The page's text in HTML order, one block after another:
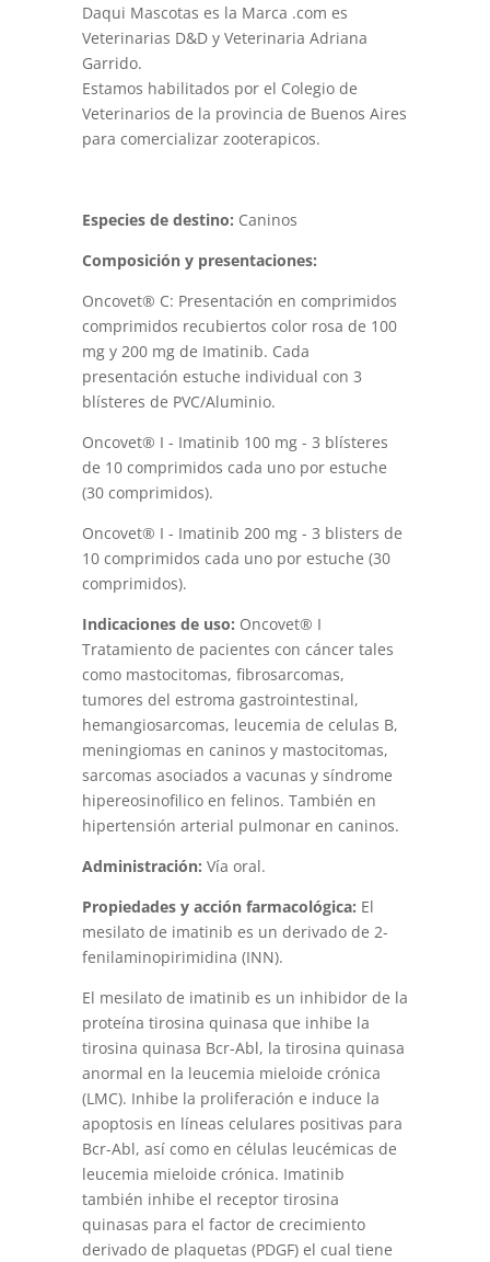
Daqui Mascotas es la Marca .com es
Veterinarias D&D y Veterinaria Adriana
Garrido.
Estamos habilitados por el Colegio de
Veterinarios de la provincia de Buenos Aires
para comercializar zooterapicos.
Especies de destino: Caninos
Composición y presentaciones:
Oncovet® C: Presentación en comprimidos
comprimidos recubiertos color rosa de 100
mg y 200 mg de Imatinib. Cada
presentación estuche individual con 3
blísteres de PVC/Aluminio.
Oncovet® I - Imatinib 100 mg - 3 blísteres
de 10 comprimidos cada uno por estuche
(30 comprimidos).
Oncovet® I - Imatinib 200 mg - 3 blisters de
10 comprimidos cada uno por estuche (30
comprimidos).
Indicaciones de uso: Oncovet® I
Tratamiento de pacientes con cáncer tales
como mastocitomas, fibrosarcomas,
tumores del estroma gastrointestinal,
hemangiosarcomas, leucemia de celulas B,
meningiomas en caninos y mastocitomas,
sarcomas asociados a vacunas y síndrome
hipereosinofilico en felinos. También en
hipertensión arterial pulmonar en caninos.
Administración: Vía oral.
Propiedades y acción farmacológica: El
mesilato de imatinib es un derivado de 2-
fenilaminopirimidina (INN).
El mesilato de imatinib es un inhibidor de la
proteína tirosina quinasa que inhibe la
tirosina quinasa Bcr-Abl, la tirosina quinasa
anormal en la leucemia mieloide crónica
(LMC). Inhibe la proliferación e induce la
apoptosis en líneas celulares positivas para
Bcr-Abl, así como en células leucémicas de
leucemia mieloide crónica. Imatinib
también inhibe el receptor tirosina
quinasas para el factor de crecimiento
derivado de plaquetas (PDGF) el cual tiene